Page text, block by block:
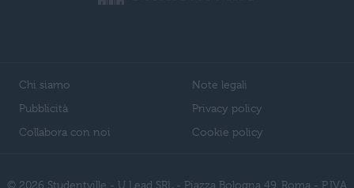
Chi siamo
Pubblicità
Collabora con noi
Note legali
Privacy policy
Cookie policy
© 2026 Studentville - U Lead SRL - Piazza Bologna 49, Roma - P.IVA